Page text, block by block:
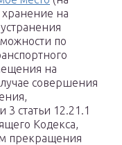
на
по
на
совершения
3 статьи 12.21.1
Кодекса,
прекращения